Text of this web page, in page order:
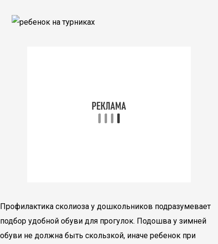
Профилактика сколиоза у дошкольников подразумевает
подбор удобной обуви для прогулок. Подошва у зимней
обуви не должна быть скользкой, иначе ребенок при